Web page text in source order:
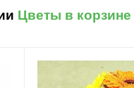
Цветы в корзине